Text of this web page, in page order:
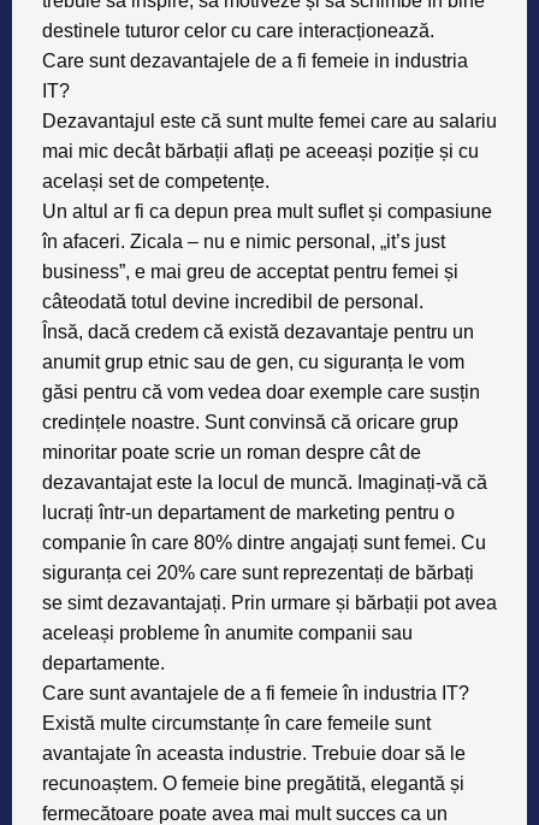
destinele tuturor celor cu care interacționează.
Care sunt dezavantajele de a fi femeie in industria
IT?
Dezavantajul este că sunt multe femei care au salariu
mai mic decât bărbații aflați pe aceeași poziție și cu
același set de competențe.
Un altul ar fi ca depun prea mult suflet și compasiune
în afaceri. Zicala – nu e nimic personal, „it’s just
business”, e mai greu de acceptat pentru femei și
câteodată totul devine incredibil de personal.
Însă, dacă credem că există dezavantaje pentru un
anumit grup etnic sau de gen, cu siguranța le vom
găsi pentru că vom vedea doar exemple care susțin
credințele noastre. Sunt convinsă că oricare grup
minoritar poate scrie un roman despre cât de
dezavantajat este la locul de muncă. Imaginați-vă că
lucrați într-un departament de marketing pentru o
companie în care 80% dintre angajați sunt femei. Cu
siguranța cei 20% care sunt reprezentați de bărbați
se simt dezavantajați. Prin urmare și bărbații pot avea
aceleași probleme în anumite companii sau
departamente.
Care sunt avantajele de a fi femeie în industria IT?
Există multe circumstanțe în care femeile sunt
avantajate în aceasta industrie. Trebuie doar să le
recunoaștem. O femeie bine pregătită, elegantă și
fermecătoare poate avea mai mult succes ca un